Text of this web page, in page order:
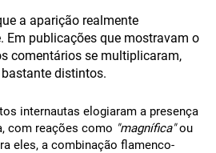
a aparição realmente
Em publicações que mostravam o
comentários se multiplicaram,
distintos.
internautas elogiaram a presença
com reações como "magnífica"ou
eles, a combinação flamenco-